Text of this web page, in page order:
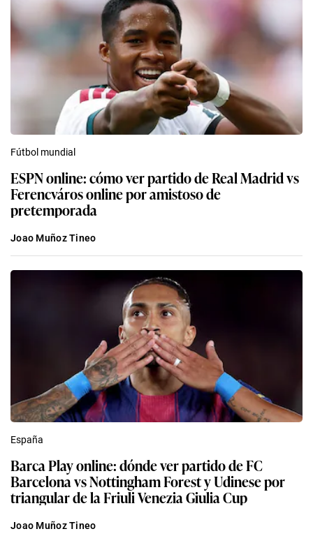
Fútbol mundial
ESPN online: cómo ver partido de Real Madrid vs
Ferencváros online por amistoso de
pretemporada
Joao Muñoz Tineo
España
Barca Play online: dónde ver partido de FC
Barcelona vs Nottingham Forest y Udinese por
triangular de la Friuli Venezia Giulia Cup
Joao Muñoz Tineo